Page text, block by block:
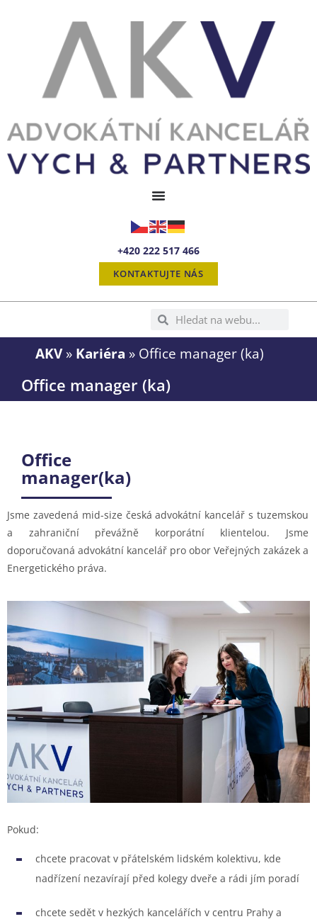
+420 222 517 466
KONTAKTUJTE NÁS
AKV» Kariéra » Office manager (ka)
Office manager (ka)
Office
manager(ka)
Jsme zavedená mid-size česká advokátní kancelář s tuzemskou
a zahraniční převážně korporátní klientelou. Jsme
doporučovaná advokátní kancelář pro obor Veřejných zakázek a
Energetického práva.
Pokud:
chcete pracovat v přátelském lidském kolektivu, kde
nadřízení nezavírají před kolegy dveře a rádi jím poradí
chcete sedět v hezkých kancelářích v centru Prahy a